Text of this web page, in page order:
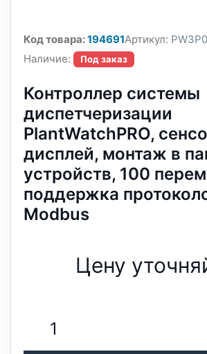
Код товара:194691Артикул:
Наличие:
Под заказ
Контроллер системы
диспетчеризации
PlantWatchPRO,
дисплей, монтаж в
устройств, 100
поддержка
Modbus
Цену